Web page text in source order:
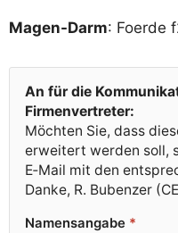
Magen-Darm: Foer­de
An für die
Firmenvertreter:
Möch­ten Sie, dass
erwei­tert wer­den soll,
E‑Mail mit den
Dan­ke, R. Buben­zer
Namens­an­ga­be *